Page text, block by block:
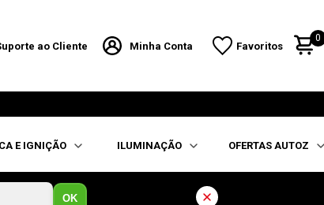
ao Cliente Minha Conta Favoritos
0
E IGNIÇÃO ILUMINAÇÃO OFERTAS AUTOZ
OK